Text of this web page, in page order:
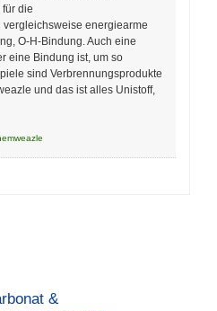
die
energiearme
O-H-Bindung. Auch eine
eine Bindung ist, um so
sind Verbrennungsprodukte
und das ist alles Unistoff,
&